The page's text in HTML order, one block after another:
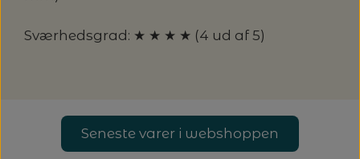
Sværhedsgrad: ★ ★ ★ ★ (4 ud af 5)
Seneste varer i webshoppen